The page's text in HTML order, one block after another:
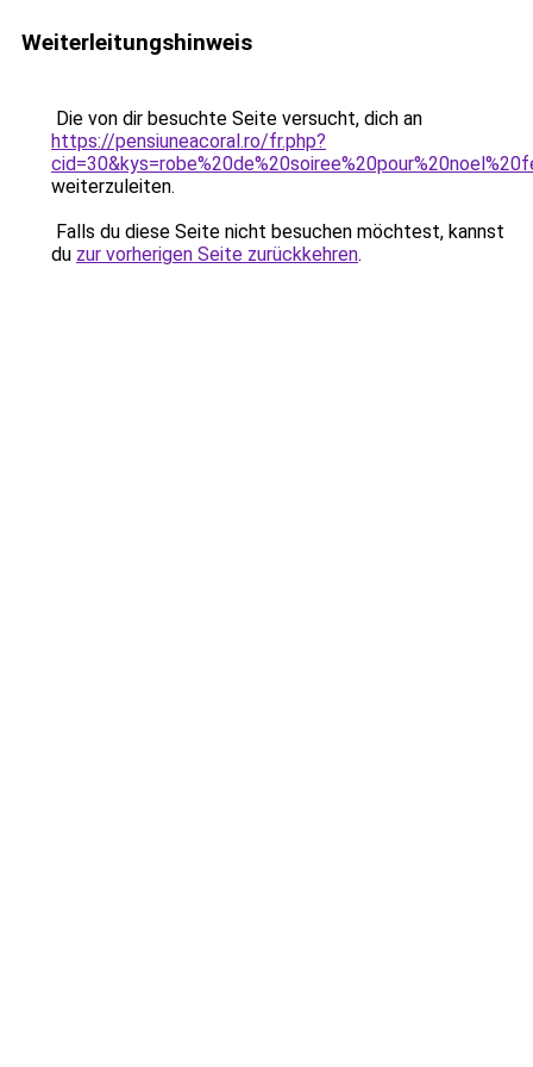
Weiterleitungshinweis
Die von dir besuchte Seite versucht, dich an
https://pensiuneacoral.ro/fr.php?
weiterzuleiten.
Falls du diese Seite nicht besuchen möchtest, kannst
du zur vorherigen Seite zurückkehren.